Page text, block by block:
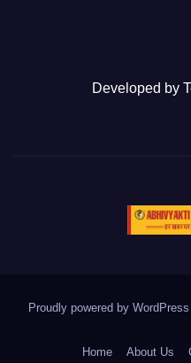
Developed by
Proudly powered by WordPress
Home About Us